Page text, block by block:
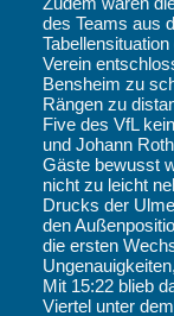
des Teams aus
Verein
Bensheim zu
Rängen zu
Five des VfL
und Johann
Gäste bewusst
nicht zu leicht
Drucks der
den
die ersten
Mit 15:22 blieb
Viertel unter